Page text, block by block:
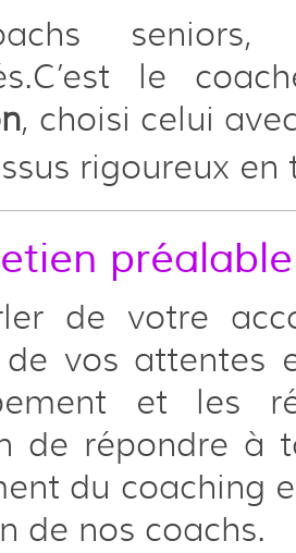
le
, choisi celui
rigoureux en
de votre
vos attentes
et les
de répondre à
du coaching
de nos coachs.